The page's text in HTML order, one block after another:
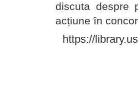
discuta despre
acțiune în
https://